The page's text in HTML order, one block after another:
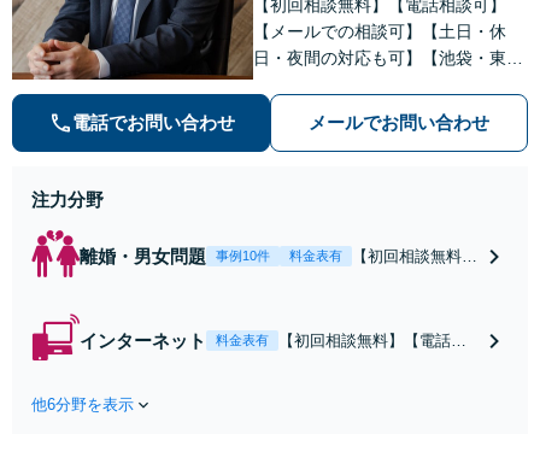
【初回相談無料】【電話相談可】
【メールでの相談可】【土日・休
日・夜間の対応も可】【池袋・東池
トラブル・刑事事件を中心に「個
人」の方からのご相談・ご依頼を幅
電話でお問い合わせ メールでお問い合わせ
注力分野
離婚・男女問題 事例10件 料金表有
【初回相談無料】
【池袋・東池袋2
インターネット 料金表有
【初回相談無料】【電話相
他6分野を表示